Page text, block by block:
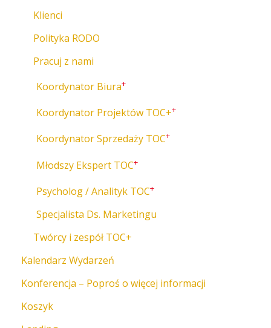
Klienci
Polityka RODO
Pracuj z nami
Koordynator Biura+
Koordynator Projektów TOC++
Koordynator Sprzedaży TOC+
Młodszy Ekspert TOC+
Psycholog / Analityk TOC+
Specjalista Ds. Marketingu
Twórcy i zespół TOC+
Kalendarz Wydarzeń
Konferencja – Poproś o więcej informacji
Koszyk